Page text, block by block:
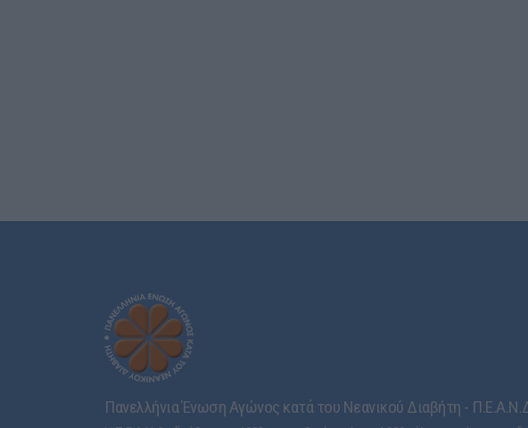
Πανελλήνια Ένωση Αγώνος κατά του Νεανικού Διαβήτη -